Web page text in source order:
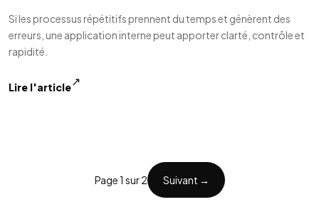
Si les processus répétitifs prennent du temps et génèrent des
erreurs, une application interne peut apporter clarté, contrôle et
rapidité.
Lire l'article↗
Page 1 sur 2 Suivant →